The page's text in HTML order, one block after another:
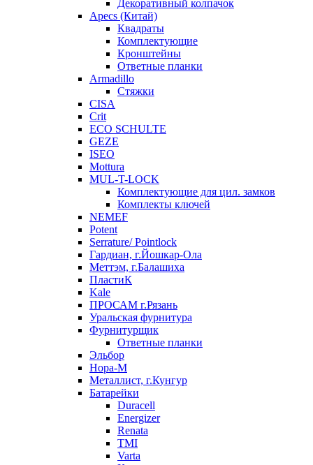
Декоративный колпачок
Apecs (Китай)
Квадраты
Комплектующие
Кронштейны
Ответные планки
Armadillo
Стяжки
CISA
Crit
ECO SCHULTE
GEZE
ISEO
Mottura
MUL-T-LOCK
Комплектующие для цил. замков
Комплекты ключей
NEMEF
Potent
Serrature/ Pointlock
Гардиан, г.Йошкар-Ола
Меттэм, г.Балашиха
ПластиК
Kale
ПРОСАМ г.Рязань
Уральская фурнитура
Фурнитурщик
Ответные планки
Эльбор
Нора-М
Металлист, г.Кунгур
Батарейки
Duracell
Energizer
Renata
TMI
Varta